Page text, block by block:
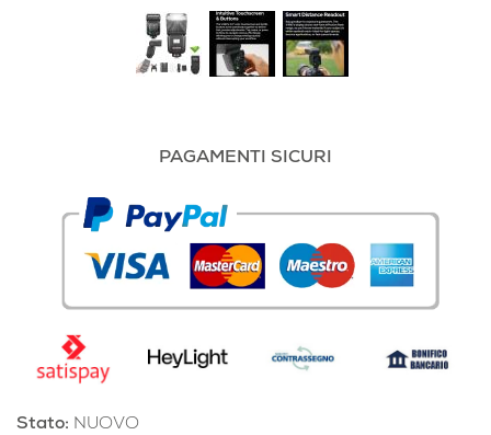
PAGAMENTI SICURI
Stato: NUOVO